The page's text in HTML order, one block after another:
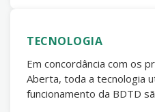
TECNOLOGIA
Em concordância com os
Aberta, toda a tecnologia
funcionamento da BDTD